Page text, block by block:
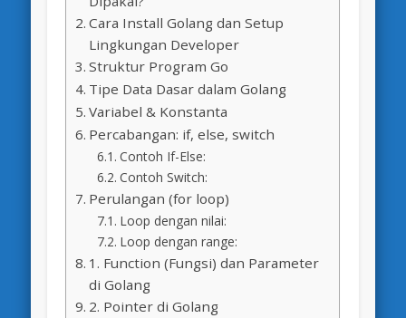
Cara Install Golang dan Setup
Lingkungan Developer
Struktur Program Go
Tipe Data Dasar dalam Golang
Variabel & Konstanta
Percabangan: if, else, switch
Contoh If-Else:
Contoh Switch:
Perulangan (for loop)
Loop dengan nilai:
Loop dengan range:
1. Function (Fungsi) dan Parameter
di Golang
2. Pointer di Golang